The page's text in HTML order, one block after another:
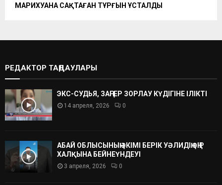
МАРИХУАНА САҚТАҒАН ТҰРҒЫН ҰСТАЛДЫ
РЕДАКТОР ТАҢДАУЛАРЫ
ЭКС-СУДЬЯ, ЗАҢГЕР ЗОРЛАУ КҮДІГІНЕ ІЛІКТІ
14 апреля, 2026 0
АБАЙ ОБЛЫСЫНЫҢ ӘКІМІ БЕРІК УӘЛИДІҢ ӨҢІР
ХАЛҚЫНА БЕЙНЕҮНДЕУІ
3 апреля, 2026 0